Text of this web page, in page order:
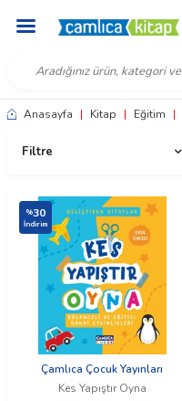
Anasayfa | Kitap | Eğitim |
Filtre
%30
İndirim
Çamlıca Çocuk Yayınları
Kes Yapıştır Oyna